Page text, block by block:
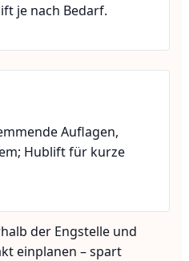
je nach Bedarf.
Auflagen,
Hublift für kurze
der Engstelle und
einplanen – spart